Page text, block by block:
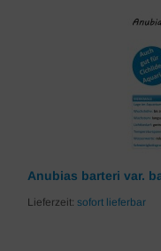
Anubias barteri var.
Lieferzeit: sofort lieferbar